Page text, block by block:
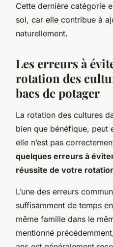
Cette dernière catégorie
sol, car elle contribue à
naturellement.
Les erreurs à
rotation des
bacs de potager
La rotation des cultures
bien que bénéfique, peut
elle n’est pas
quelques erreurs à
réussite de votre
L’une des erreurs
suffisamment de temps
même famille dans le
mentionné